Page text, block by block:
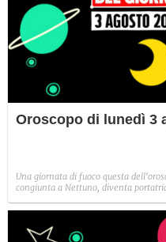
Oroscopo di lunedì 3
Una giornata di fuoco questa
congiunta a Nettuno, diventa